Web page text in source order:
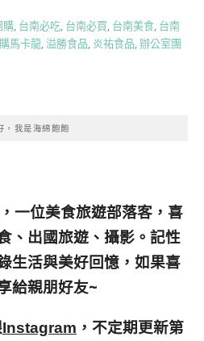
購, 台南必吃, 台南必買, 台南美食, 台南
馬卡龍,溢勝食品, 炎祐食品,辦公室團
，我是海綿飽飽
一位美食旅遊部落客， 喜
、出國旅遊、攝影。 記性
生活與美好回憶， 如果喜
給親朋好友~
Instagram ，不定期更新第